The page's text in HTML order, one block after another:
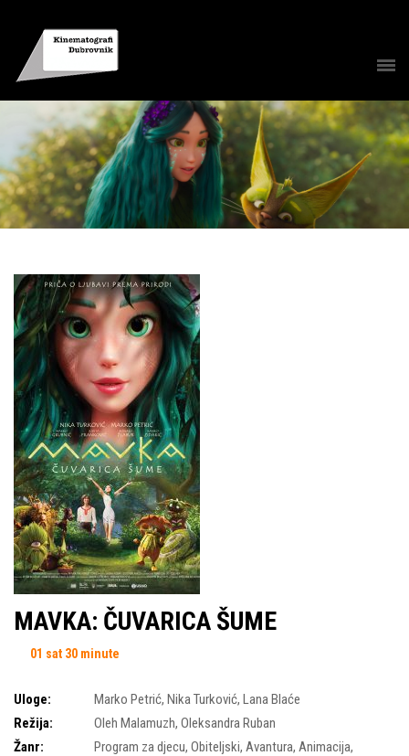
MAVKA: ČUVARICA ŠUME
01 sat 30 minute
Uloge: Marko Petrić, Nika Turković, Lana Blaće
Režija:
Oleh Malamuzh, Oleksandra Ruban
Žanr:
Program za djecu, Obiteljski, Avantura, Animacija,